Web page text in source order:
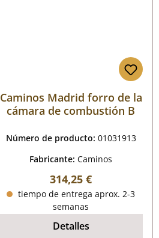
Caminos Madrid forro de la
cámara de combustión B
Número de producto: 01031913
Fabricante:Caminos
Precio normal:
314,25 €
tiempo de entrega aprox. 2-3
semanas
Detalles